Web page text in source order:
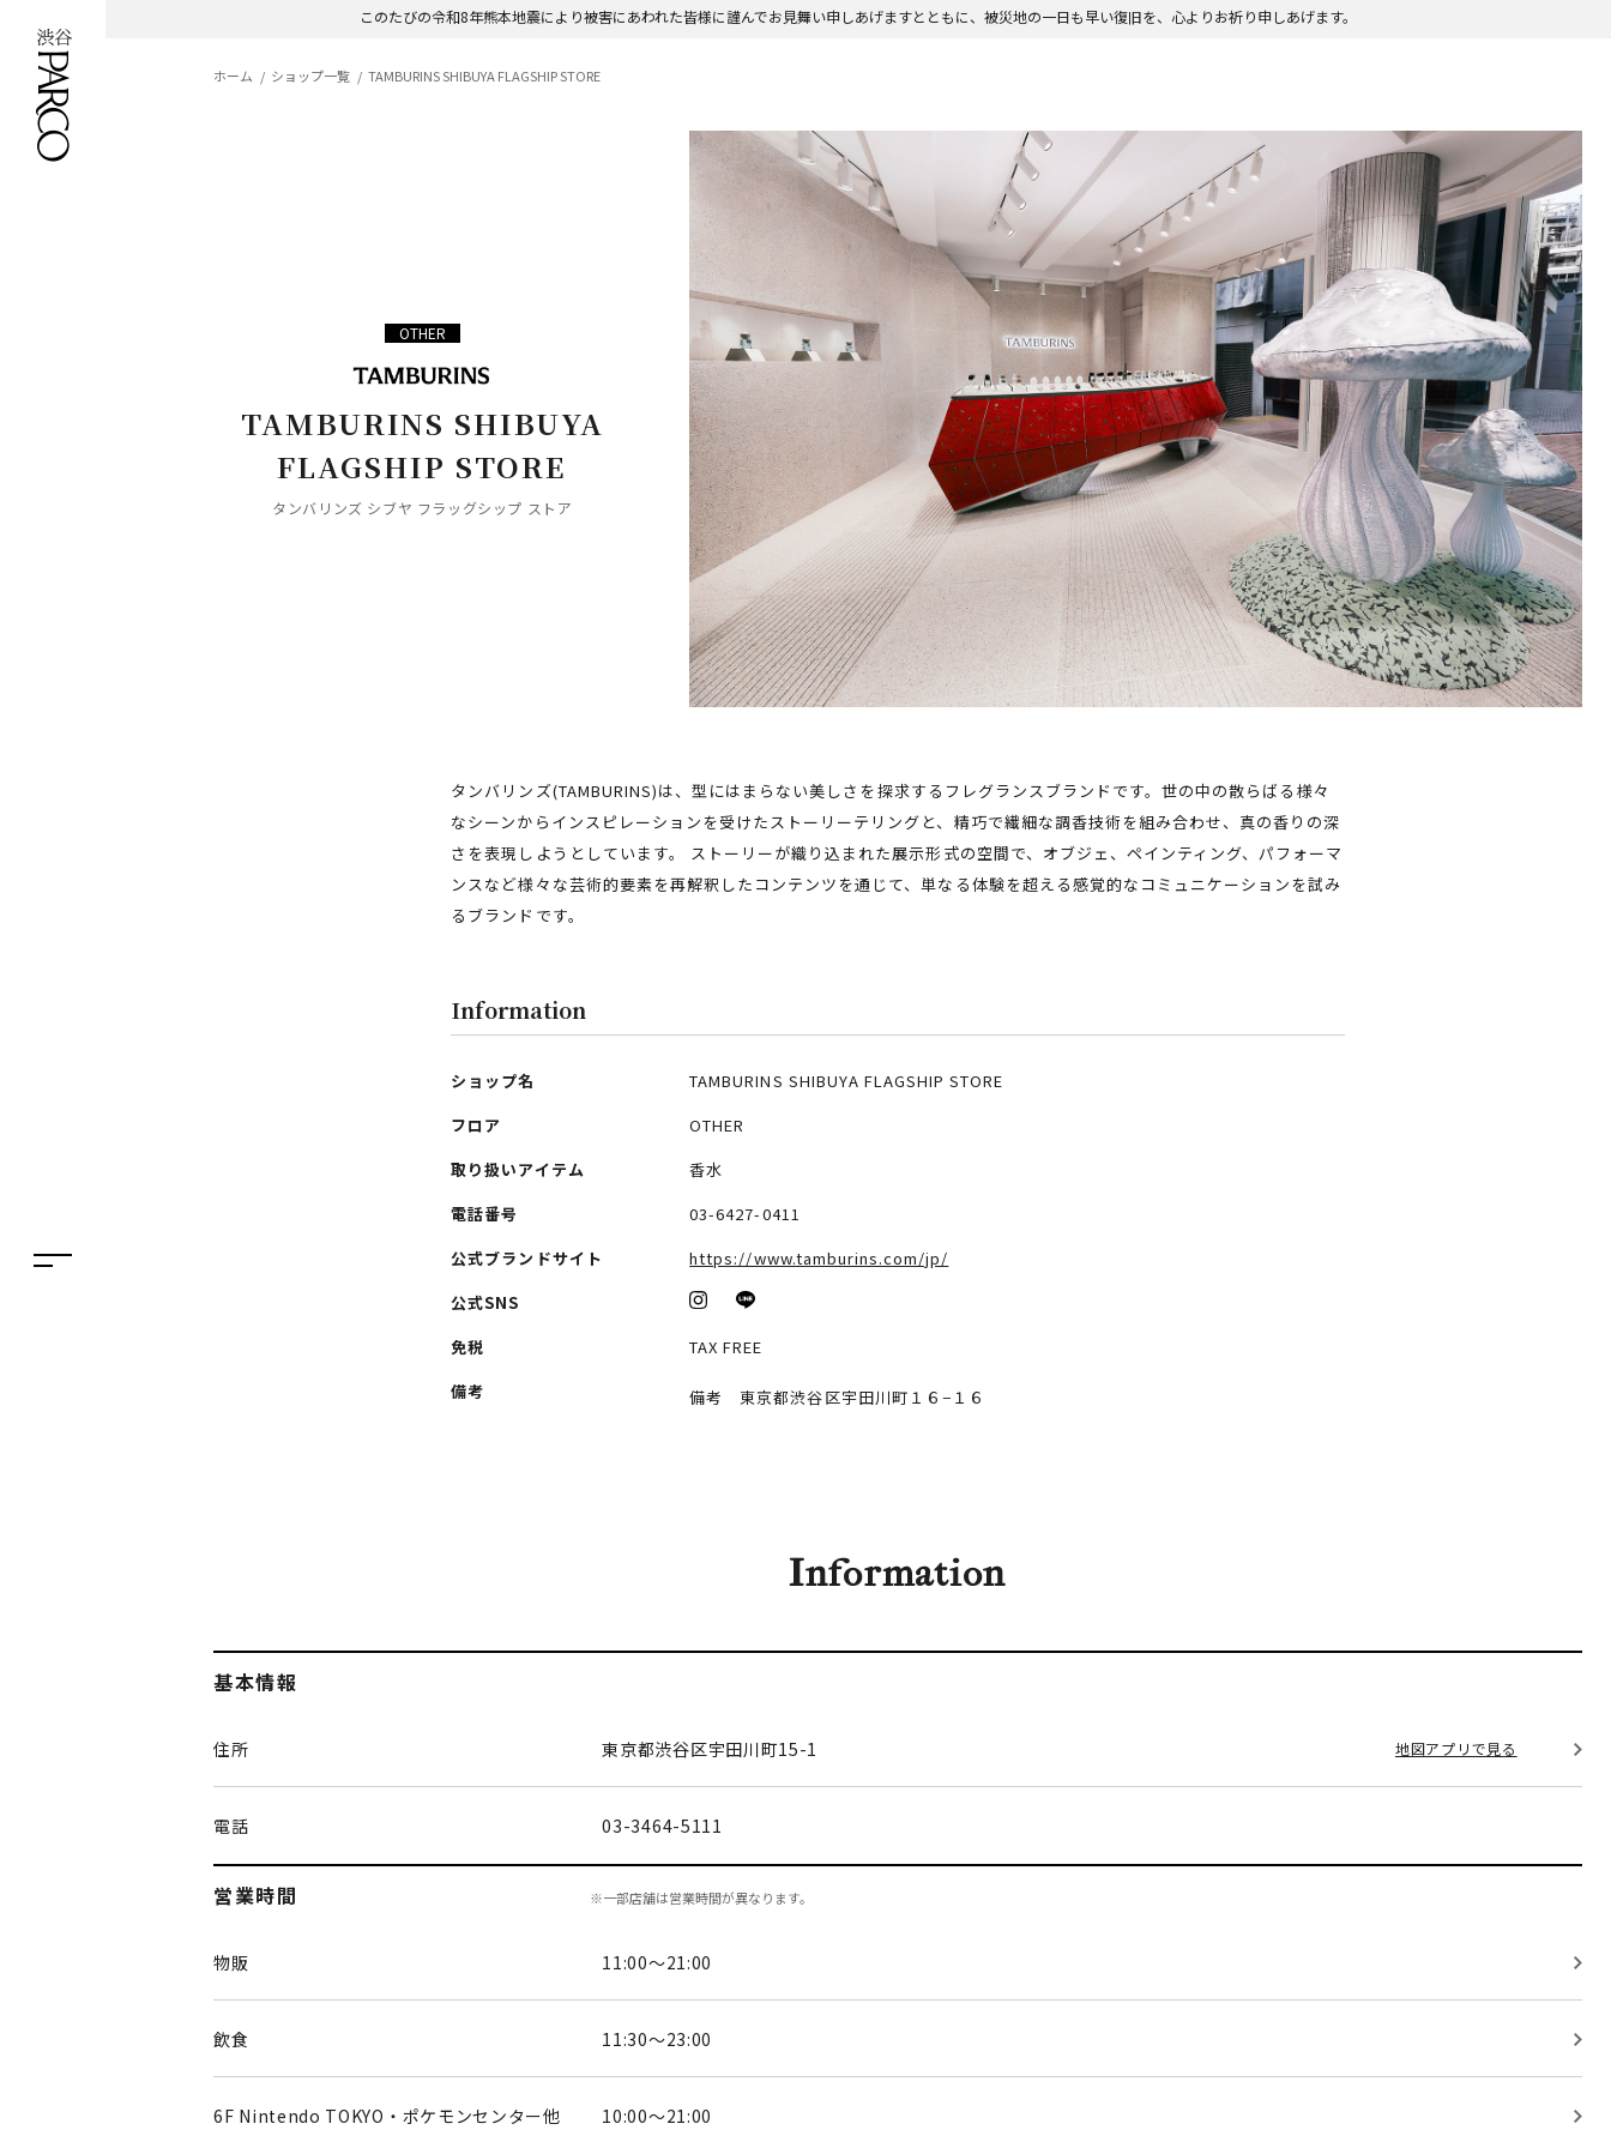
このたびの令和8年熊本地震により被害にあわれた皆様に謹んでお見舞い申しあげますとともに、被災地の一日も早い復旧を、心よりお祈り申しあげます。
ホーム ショップ一覧 TAMBURINS SHIBUYA FLAGSHIP STORE
OTHER
TAMBURINS SHIBUYA
FLAGSHIP STORE
タンバリンズ シブヤ フラッグシップ ストア
タンバリンズ(TAMBURINS)は、型にはまらない美しさを探求するフレグランスブランドです。世の中の散らばる様々
なシーンからインスピレーションを受けたストーリーテリングと、精巧で繊細な調香技術を組み合わせ、真の香りの深
さを表現しようとしています。 ストーリーが織り込まれた展示形式の空間で、オブジェ、ペインティング、パフォーマ
ンスなど様々な芸術的要素を再解釈したコンテンツを通じて、単なる体験を超える感覚的なコミュニケーションを試み
るブランドです。
Information
ショップ名
TAMBURINS SHIBUYA FLAGSHIP STORE
フロア
OTHER
取り扱いアイテム
香水
電話番号
03-6427-0411
公式ブランドサイト
https://www.tamburins.com/jp/
公式SNS
免税
TAX FREE
備考
備考 東京都渋谷区宇田川町１６−１６
Information
基本情報
住所 東京都渋谷区宇田川町15-1 地図アプリで見る
電話 03-3464-5111
営業時間 ※一部店舗は営業時間が異なります。
物販 11:00～21:00
飲食 11:30～23:00
6F Nintendo TOKYO・ポケモンセンター他 10:00～21:00